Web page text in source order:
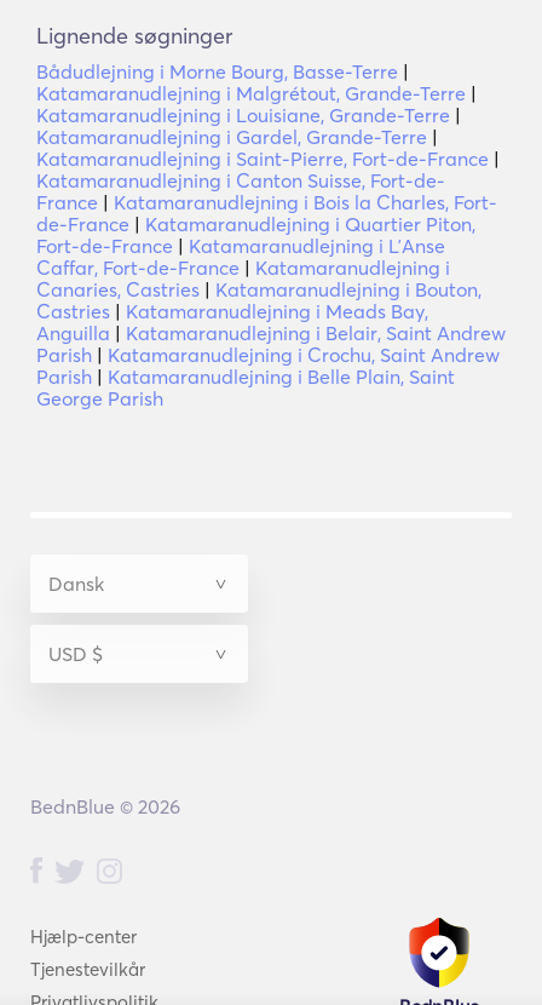
Lignende søgninger
Bådudlejning i Morne Bourg, Basse-Terre |
Katamaranudlejning i Malgrétout, Grande-Terre |
Katamaranudlejning i Louisiane, Grande-Terre |
Katamaranudlejning i Gardel, Grande-Terre |
Katamaranudlejning i Saint-Pierre, Fort-de-France |
Katamaranudlejning i Canton Suisse, Fort-de-
France | Katamaranudlejning i Bois la Charles, Fort-
de-France | Katamaranudlejning i Quartier Piton,
Fort-de-France | Katamaranudlejning i LʼAnse
Caffar, Fort-de-France | Katamaranudlejning i
Canaries, Castries | Katamaranudlejning i Bouton,
Castries | Katamaranudlejning i Meads Bay,
Anguilla | Katamaranudlejning i Belair, Saint Andrew
Parish | Katamaranudlejning i Crochu, Saint Andrew
Parish | Katamaranudlejning i Belle Plain, Saint
George Parish
Hjælp-center
Tjenestevilkår
BednBlue © 2026